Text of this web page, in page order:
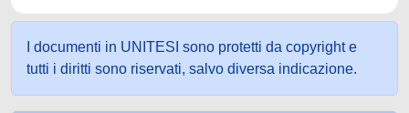
I documenti in UNITESI sono protetti da copyright e
tutti i diritti sono riservati, salvo diversa indicazione.